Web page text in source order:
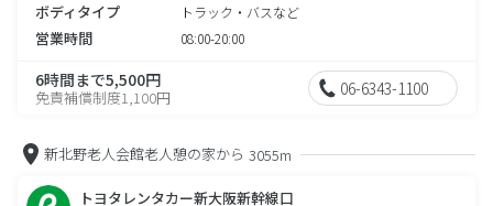
ボディタイプ トラック・バスなど
営業時間 08:00-20:00
6時間まで5,500円
免責補償制度1,100円 06-6343-1100
新北野老人会館老人憩の家から 3055m
トヨタレンタカー新大阪新幹線口